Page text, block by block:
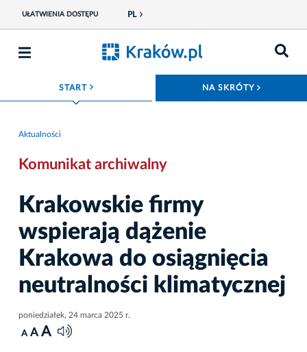
UŁATWIENIA DOSTĘPU PL
START ROZWIŃ MENU NA SKRÓTY
Aktualności
Komunikat archiwalny
Krakowskie firmy
wspierają dążenie
Krakowa do osiągnięcia
neutralności klimatycznej
poniedziałek, 24 marca 2025 r.
A A A